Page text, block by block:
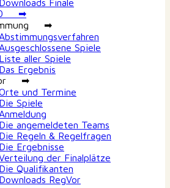
Downloads Finale
➡
➡
Spiele
Liste aller Spiele
Das Ergebnis
➡
und Termine
Die Spiele
Die angemeldeten Teams
Die Regeln & Regelfragen
Die Ergebnisse
der Finalplätze
Die Qualifikanten
Downloads RegVor